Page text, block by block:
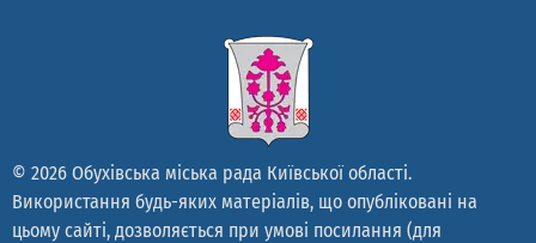
Відділ реєстрації фізичних осіб та ведення реєстру
Відділ ведення Державного реєстру виборців
Відділ забезпечення роботи міської ради
Служба у справах дітей та сім’ї
Сектор з питань надзвичайних ситуацій і цивільного захисту
населення
© 2026 Обухівська міська рада Київської області.
Використання будь-яких матеріалів, що опубліковані на
цьому сайті, дозволяється при умові посилання (для